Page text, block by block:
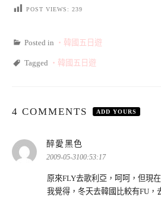
POST VIEWS: 239
Posted in ‧韓國五日遊
Tagged ‧韓國五日遊
4 COMMENTS ADD YOURS
醉愛黑色
示:
2009-05-3100:53:17
原來FLY去歌利亞，呵呵，但現
我覺得，冬天去韓國比較有FU，